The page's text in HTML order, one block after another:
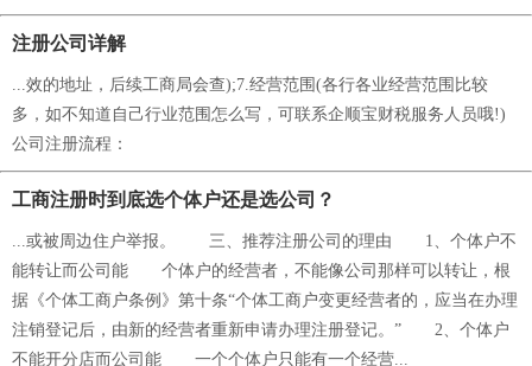
注册公司详解
...效的地址，后续工商局会查);7.经营范围(各行各业经营范围比较
多，如不知道自己行业范围怎么写，可联系企顺宝财税服务人员哦!)
公司注册流程：
工商注册时到底选个体户还是选公司？
...或被周边住户举报。 三、推荐注册公司的理由 1、个体户不
能转让而公司能 个体户的经营者，不能像公司那样可以转让，根
据《个体工商户条例》第十条“个体工商户变更经营者的，应当在办理
注销登记后，由新的经营者重新申请办理注册登记。” 2、个体户
不能开分店而公司能 一个个体户只能有一个经营...